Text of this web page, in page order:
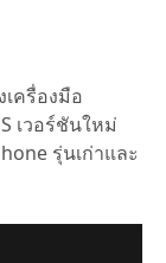
ครื่องมือ
เวอร์ชันใหม่
รุ่นเก่าและ